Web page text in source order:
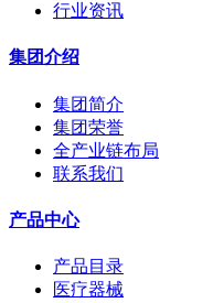
行业资讯
集团介绍
集团简介
集团荣誉
全产业链布局
联系我们
产品中心
产品目录
医疗器械